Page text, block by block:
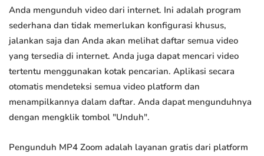
Anda mengunduh video dari internet. Ini adalah program
sederhana dan tidak memerlukan konfigurasi khusus,
jalankan saja dan Anda akan melihat daftar semua video
yang tersedia di internet. Anda juga dapat mencari video
tertentu menggunakan kotak pencarian. Aplikasi secara
otomatis mendeteksi semua video platform dan
menampilkannya dalam daftar. Anda dapat mengunduhnya
dengan mengklik tombol "Unduh".
Pengunduh MP4 Zoom adalah layanan gratis dari platform